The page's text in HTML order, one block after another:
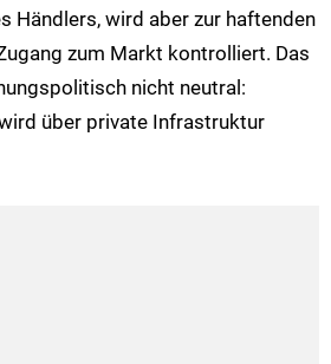
Händlers, wird aber zur haftenden
zum Markt kontrolliert. Das
nicht neutral:
über private Infrastruktur